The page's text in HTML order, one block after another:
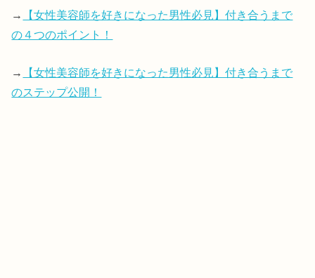
→
【女性美容師を好きになった男性必見】付き合うまで
の４つのポイント！
→
【女性美容師を好きになった男性必見】付き合うまで
のステップ公開！